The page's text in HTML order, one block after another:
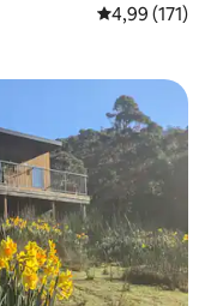
Gemiddelde
4,99 (171)